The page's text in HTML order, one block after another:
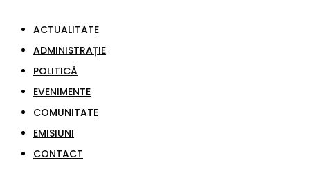
ACTUALITATE
ADMINISTRAȚIE
POLITICĂ
EVENIMENTE
COMUNITATE
EMISIUNI
CONTACT